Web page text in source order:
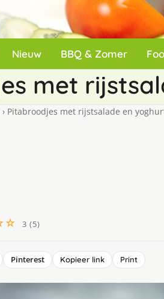
Nieuw BBQ & Zomer
met
› Pitabroodjes met rijstsalade en
3 (5)
Pinterest Kopieer link Print